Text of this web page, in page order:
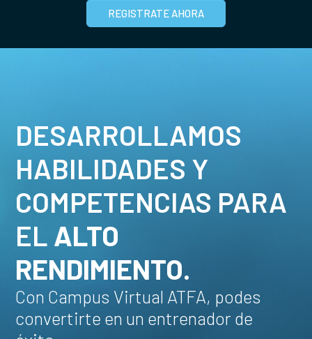
REGISTRATE AHORA
DESARROLLAMOS
HABILIDADES Y
COMPETENCIAS PARA
EL ALTO
RENDIMIENTO.
Con Campus Virtual ATFA, podes
convertirte en un entrenador de